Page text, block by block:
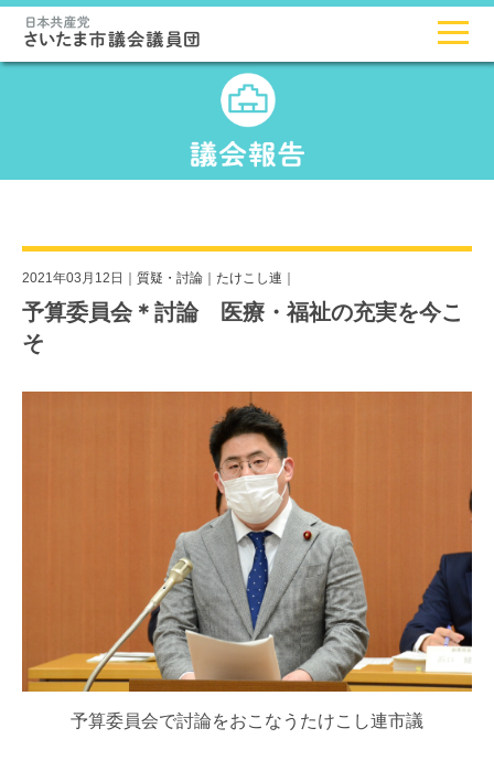
2021年03月12日｜ 質疑・討論 たけこし連
予算委員会＊討論 医療・福祉の充実を今こ
そ
予算委員会で討論をおこなうたけこし連市議